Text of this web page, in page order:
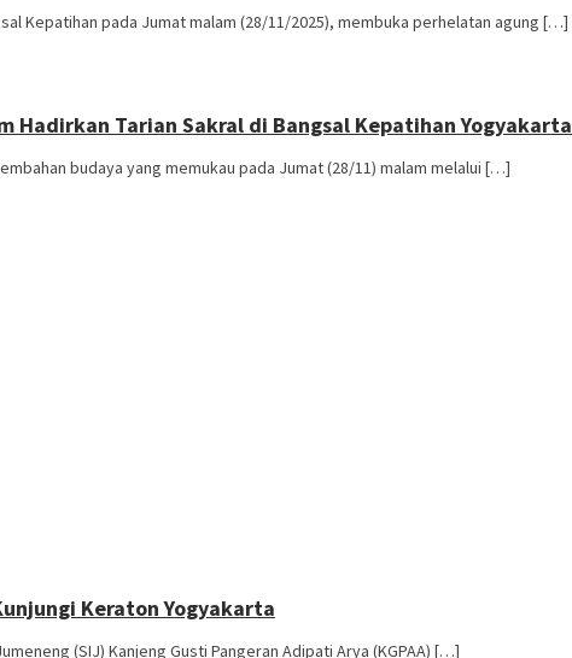
Kepatihan pada Jumat malam (28/11/2025), membuka perhelatan agung […]
Hadirkan Tarian Sakral di Bangsal Kepatihan Yogyakarta
budaya yang memukau pada Jumat (28/11) malam melalui […]
Keraton Yogyakarta
(SIJ) Kanjeng Gusti Pangeran Adipati Arya (KGPAA) […]